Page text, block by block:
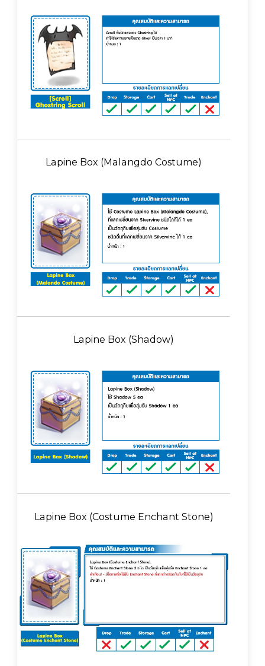
Lapine Box (Malangdo Costume)
Lapine Box (Shadow)
Lapine Box (Costume Enchant Stone)